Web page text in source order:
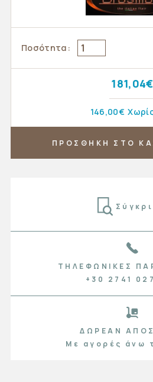
Ποσότητα:
181,04€
146,00€
ΠΡΟΣΘΗΚΗ ΣΤΟ
ΤΗΛΕΦΩΝΙΚΈΣ
+30 2741
ΔΩΡΕΆΝ
Με αγορές άνω